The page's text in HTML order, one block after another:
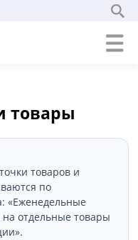
товары
товаров и
по
«Еженедельные
отдельные товары